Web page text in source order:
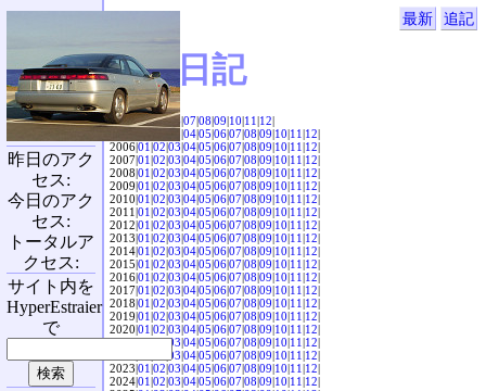
最新 追記
SVX日記
2004|04|05|06|07|08|09|10|11|12|
|04|05|06|07|08|09|10|11|12|
2006|01|02|03|04|05|06|07|08|09|10|11|12|
2007|01|02|03|04|05|06|07|08|09|10|11|12|
2008|01|02|03|04|05|06|07|08|09|10|11|12|
2009|01|02|03|04|05|06|07|08|09|10|11|12|
2010|01|02|03|04|05|06|07|08|09|10|11|12|
2011|01|02|03|04|05|06|07|08|09|10|11|12|
2012|01|02|03|04|05|06|07|08|09|10|11|12|
2013|01|02|03|04|05|06|07|08|09|10|11|12|
2014|01|02|03|04|05|06|07|08|09|10|11|12|
2015|01|02|03|04|05|06|07|08|09|10|11|12|
2016|01|02|03|04|05|06|07|08|09|10|11|12|
2017|01|02|03|04|05|06|07|08|09|10|11|12|
2018|01|02|03|04|05|06|07|08|09|10|11|12|
2019|01|02|03|04|05|06|07|08|09|10|11|12|
2020|01|02|03|04|05|06|07|08|09|10|11|12|
2021|01|02|03|04|05|06|07|08|09|10|11|12|
03|04|05|06|07|08|09|10|11|12|
2023|01|02|03|04|05|06|07|08|09|10|11|12|
2024|01|02|03|04|05|06|07|08|09|10|11|12|
昨日のアク
セス:
今日のアク
セス:
トータルア
クセス:
サイト内を
HyperEstraier
で